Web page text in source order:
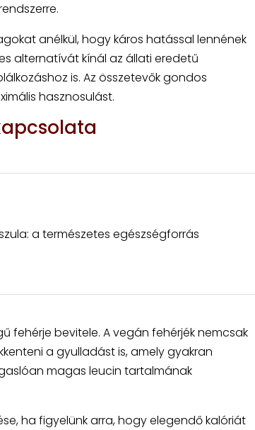
anélkül, hogy káros hatással lennének
alternatívát kínál az állati eredetű
is. Az összetevők gondos
hasznosulást.
a természetes egészségforrás
fehérje bevitele. A vegán fehérjék nemcsak
a gyulladást is, amely gyakran
magas leucin tartalmának
ha figyelünk arra, hogy elegendő kalóriát